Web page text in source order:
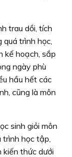
trau dồi, tích
quá trình học,
kế hoạch, sắp
ngày phù
hầu hết các
cũng là môn
sinh giỏi môn
trình học tập,
kiến thức dưới